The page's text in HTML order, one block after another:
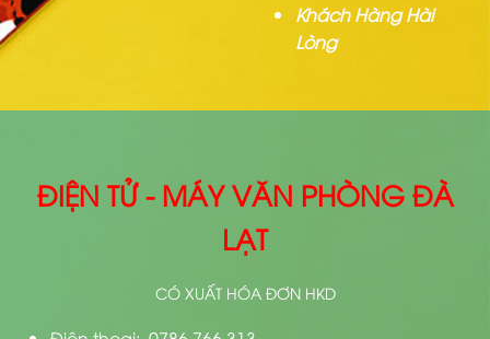
Khách Hàng Hài
Lòng
ĐIỆN TỬ - MÁY VĂN PHÒNG ĐÀ
LẠT
CÓ XUẤT HÓA ĐƠN HKD